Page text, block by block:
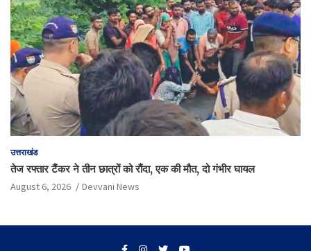
उत्तराखंड
तेज रफ्तार टैंकर ने तीन छात्रों को रौंदा, एक की मौत, दो गंभीर घायल
August 6, 2026 Devvani News